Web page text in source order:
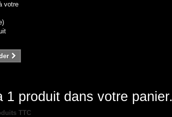
votre
1 produit dans votre panier.
TTC